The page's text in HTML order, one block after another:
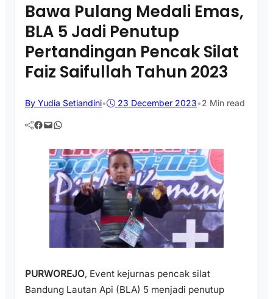
Bawa Pulang Medali Emas,
BLA 5 Jadi Penutup
Pertandingan Pencak Silat
Faiz Saifullah Tahun 2023
By Yudia Setiandini• 23 December 2023•2 Min read
Facebook Mail WhatsApp
PURWOREJO, Event kejurnas pencak silat
Bandung Lautan Api (BLA) 5 menjadi penutup